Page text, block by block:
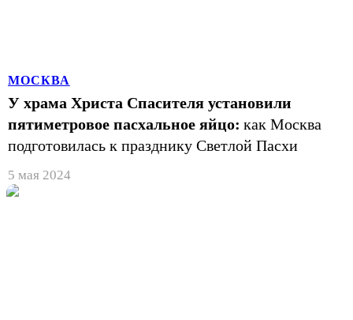
МОСКВА
У храма Христа Спасителя установили
пятиметровое пасхальное яйцо: как Москва
подготовилась к празднику Светлой Пасхи
5 мая 2024